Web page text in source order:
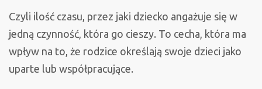
Czyli ilość czasu, przez jaki dziecko angażuje się w
jedną czynność, która go cieszy. To cecha, która ma
wpływ na to, że rodzice określają swoje dzieci jako
uparte lub współpracujące.